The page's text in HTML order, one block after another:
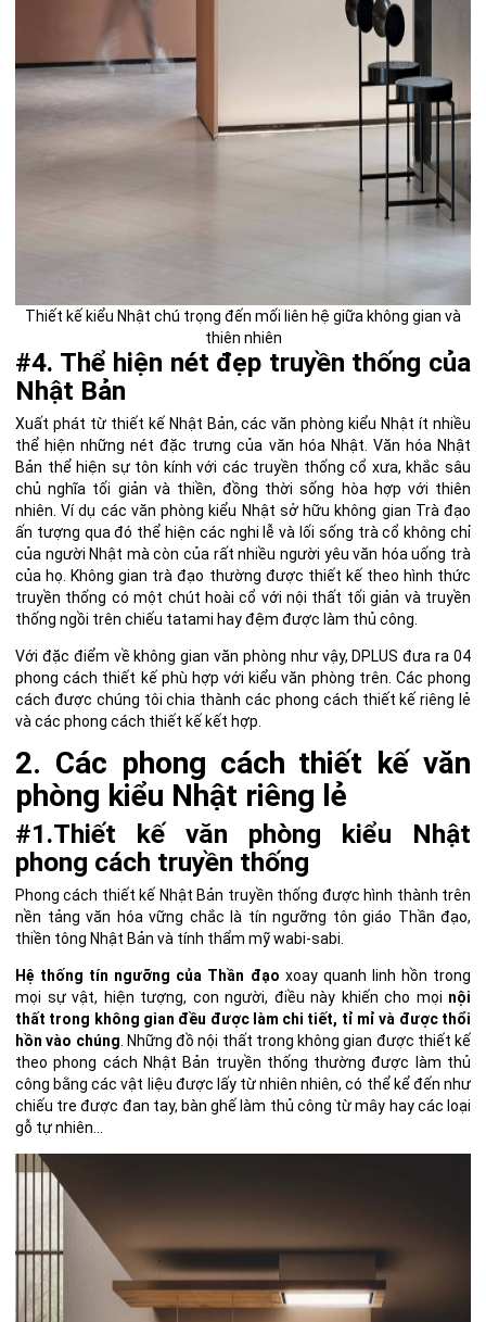
Thiết kế kiểu Nhật chú trọng đến mối liên hệ giữa không gian và
thiên nhiên
#4. Thể hiện nét đẹp truyền thống của
Nhật Bản
Xuất phát từ thiết kế Nhật Bản, các văn phòng kiểu Nhật ít nhiều
thể hiện những nét đặc trưng của văn hóa Nhật. Văn hóa Nhật
Bản thể hiện sự tôn kính với các truyền thống cổ xưa, khắc sâu
chủ nghĩa tối giản và thiền, đồng thời sống hòa hợp với thiên
nhiên. Ví dụ các văn phòng kiểu Nhật sở hữu không gian Trà đạo
ấn tượng qua đó thể hiện các nghi lễ và lối sống trà cổ không chỉ
của người Nhật mà còn của rất nhiều người yêu văn hóa uống trà
của họ. Không gian trà đạo thường được thiết kế theo hình thức
truyền thống có một chút hoài cổ với nội thất tối giản và truyền
thống ngồi trên chiếu tatami hay đệm được làm thủ công.
Với đặc điểm về không gian văn phòng như vậy, DPLUS đưa ra 04
phong cách thiết kế phù hợp với kiểu văn phòng trên. Các phong
cách được chúng tôi chia thành các phong cách thiết kế riêng lẻ
và các phong cách thiết kế kết hợp.
2. Các phong cách thiết kế văn
phòng kiểu Nhật riêng lẻ
#1.Thiết kế văn phòng kiểu Nhật
phong cách truyền thống
Phong cách thiết kế Nhật Bản truyền thống được hình thành trên
nền tảng văn hóa vững chắc là tín ngưỡng tôn giáo Thần đạo,
thiền tông Nhật Bản và tính thẩm mỹ wabi-sabi
Hệ thống tín ngưỡng của Thần đạo xoay quanh linh hồn trong
mọi sự vật, hiện tượng, con người, điều này khiến cho mọi nội
thất trong không gian đều được làm chi tiết, tỉ mỉ và được thổi
hồn vào chúng . Những đồ nội thất trong không gian được thiết kế
theo phong cách Nhật Bản truyền thống thường được làm thủ
công bằng các vật liệu được lấy từ nhiên nhiên, có thể kể đến như
chiếu tre được đan tay, bàn ghế làm thủ công từ mây hay các loại
gỗ tự nhiên…